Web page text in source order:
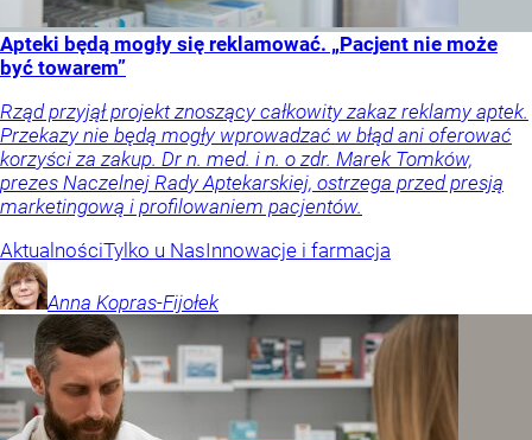
Apteki będą mogły się reklamować. „Pacjent nie może
być towarem”
Rząd przyjął projekt znoszący całkowity zakaz reklamy aptek.
Przekazy nie będą mogły wprowadzać w błąd ani oferować
korzyści za zakup. Dr n. med. i n. o zdr. Marek Tomków,
prezes Naczelnej Rady Aptekarskiej, ostrzega przed presją
marketingową i profilowaniem pacjentów.
AktualnościTylko u NasInnowacje i farmacja
Anna Kopras-Fijołek